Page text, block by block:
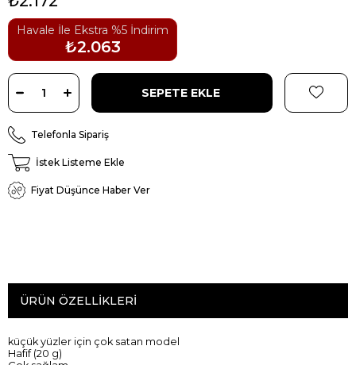
Havale İle Ekstra %5 İndirim
₺2.063
Telefonla Sipariş
İstek Listeme Ekle
Fiyat Düşünce Haber Ver
ÜRÜN ÖZELLIKLERI
küçük yüzler için çok satan model
Hafif (20 g)